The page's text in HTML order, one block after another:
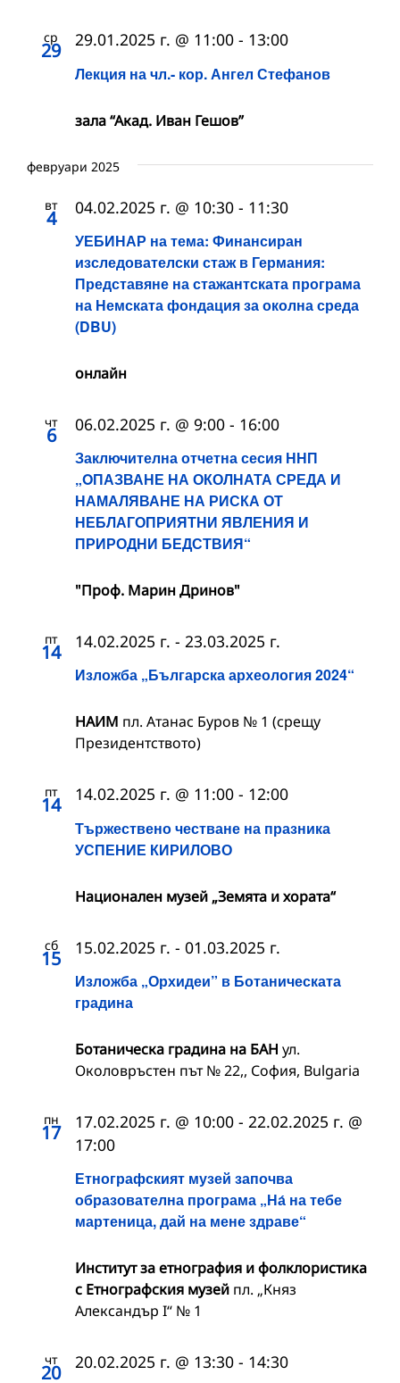
ср
29
Лекция на чл.- кор. Ангел Стефанов
29.01.2025 г. @ 11:00 - 13:00
зала “Акад. Иван Гешов”
февруари 2025
вт
4
УЕБИНАР на тема: Финансиран
изследователски стаж в Германия:
Представяне на стажантската програма
на Немската фондация за околна среда
(DBU)
04.02.2025 г. @ 10:30 - 11:30
онлайн
чт
6
Заключителна отчетна сесия ННП
„OПАЗВАНЕ НА ОКОЛНАТА СРЕДА И
НАМАЛЯВАНЕ НА РИСКА ОТ
НЕБЛАГОПРИЯТНИ ЯВЛЕНИЯ И
ПРИРОДНИ БЕДСТВИЯ“
06.02.2025 г. @ 9:00 - 16:00
"Проф. Марин Дринов"
пт
14
Изложба „Българска археология 2024“
14.02.2025 г. - 23.03.2025 г.
НАИМ пл. Атанас Буров № 1 (срещу
Президентството)
пт
14
Тържествено честване на празника
УСПЕНИЕ КИРИЛОВО
14.02.2025 г. @ 11:00 - 12:00
Национален музей „Земята и хората“
сб
15
Изложба „Орхидеи” в Ботаническата
градина
15.02.2025 г. - 01.03.2025 г.
Ботаническа градина на БАН ул.
Околовръстен път № 22,, София, Bulgaria
пн
17
Етнографският музей започва
образователна програма „На́ на тебе
мартеница, дай на мене здраве“
17.02.2025 г. @ 10:00 - 22.02.2025 г. @
17:00
Институт за етнография и фолклористика
с Етнографския музей пл. „Княз
Александър I“ № 1
чт
20 20.02.2025 г. @ 13:30 - 14:30